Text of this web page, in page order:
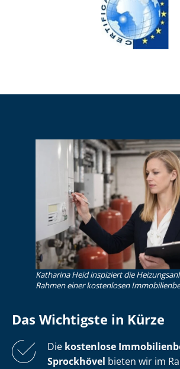
Katharina Heid inspiziert die
Rahmen einer kostenlosen
Das Wichtigste in Kürze
Die kostenlose
Sprockhövel bieten wir im